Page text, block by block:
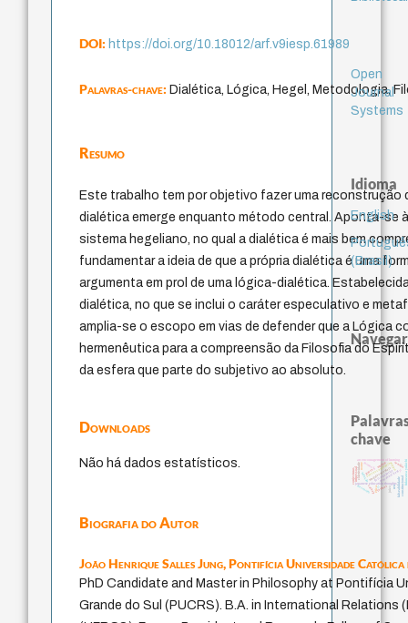
DOI:https://doi.org/10.18012/arf.v9iesp.61989
Palavras-chave:Dialética, Lógica, Hegel, Metodologia,
Resumo
Este trabalho tem por objetivo fazer uma reconstrução
dialética emerge enquanto método central. Aponta-se
sistema hegeliano, no qual a dialética é mais bem
fundamentar a ideia de que a própria dialética é uma
argumenta em prol de uma lógica-dialética.
dialética, no que se inclui o caráter especulativo e
amplia-se o escopo em vias de defender que a Lógica
hermenêutica para a compreensão da Filosofia do
da esfera que parte do subjetivo ao absoluto.
Downloads
Não há dados estatísticos.
Biografia do Autor
João Henrique Salles Jung,Pontifícia Universidade Católica
PhD Candidate and Master in Philosophy at Pontifícia
Grande do Sul (PUCRS). B.A. in International Relations
Open
Journal
Systems
Idioma
English
(Brasil)
Navegar
chave
immanuel kant
japanese education thoughts
gosto
sensus communis
formação
an encouragement of learning fukuzawa yukichi
redução
mulherpopper
modelos mentais
falseabilidade
carnap
nome
física quântica constitucional
coletividade
impessoal
conjecturas
descartes ren
ética.levinas
yi
li
sentido